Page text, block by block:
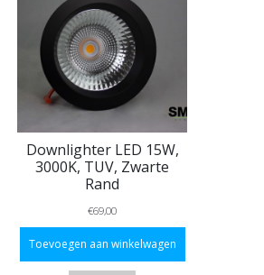
Downlighter LED 15W,
3000K, TUV, Zwarte
Rand
€69,00
Toevoegen aan winkelwagen